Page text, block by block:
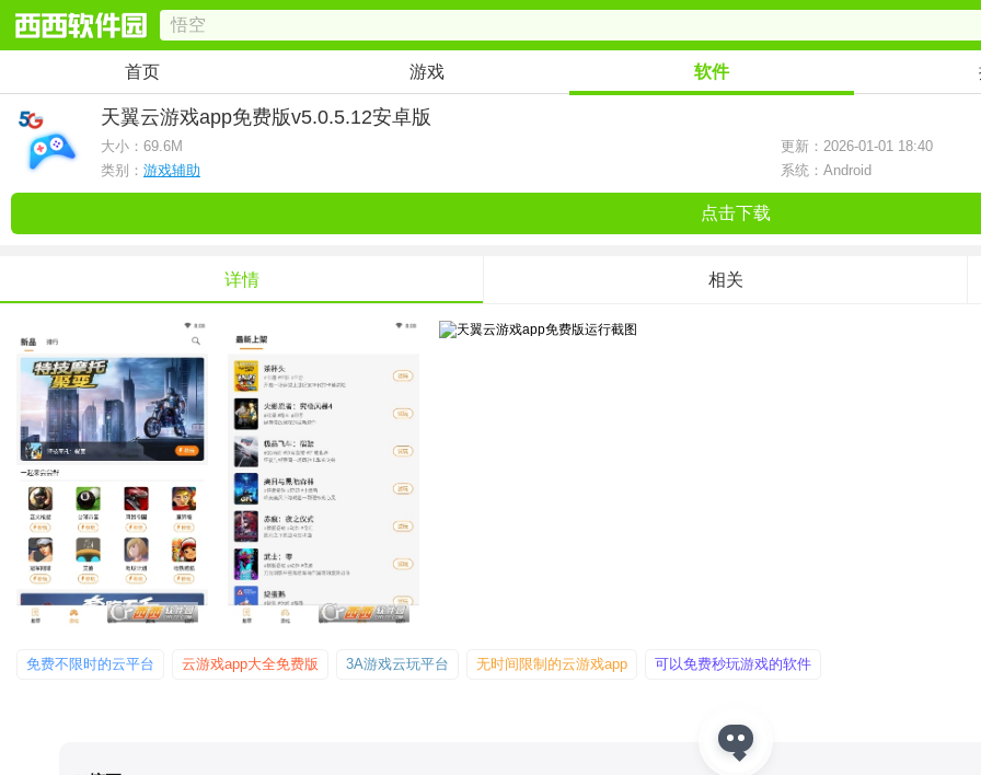
首页 游戏 软件
天翼云游戏app免费版v5.0.5.12安卓版
大小： 69.6M
更新：2026-01-01 18:40
类别： 游戏辅助 系统：Android
点击下载
详情 相关
免费不限时的云平台 云游戏app大全免费版 3A游戏云玩平台 无时间限制的云游戏app 可以免费秒玩游戏的软件